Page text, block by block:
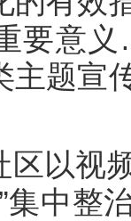
要意
主题宣
区以视
集中整